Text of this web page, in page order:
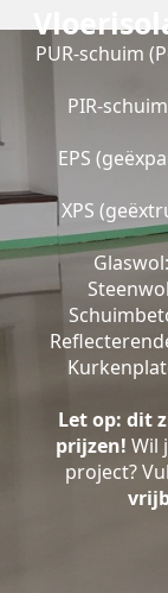
PUR-schuim
PIR-
EPS
XPS
Let op: dit
prijzen! Wil
project?